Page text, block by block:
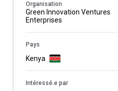
Organisation
Green Innovation Ventures
Enterprises
Pays
Kenya
Intéressé.e par